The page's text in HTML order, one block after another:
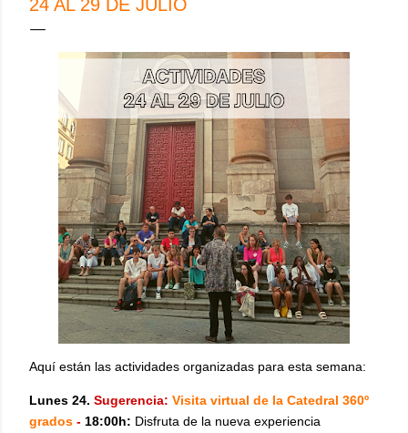
24 AL 29 DE JULIO
Aquí están las actividades organizadas para esta semana:
Lunes 24. Sugerencia: Visita virtual de la Catedral 360º
grados - 18:00h: Disfruta de la nueva experiencia